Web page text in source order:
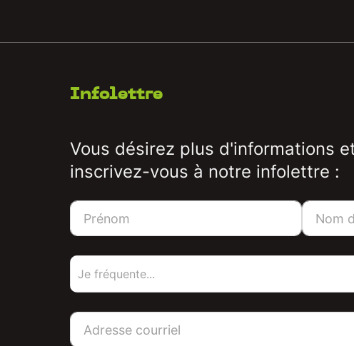
Infolettre
Vous désirez plus d'informations
inscrivez-vous à notre infolettre :